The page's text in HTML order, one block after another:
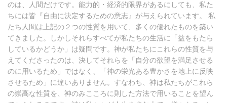
のは、人間だけです。能力的・経済的限界があるにしても、私た
ちには皆『自由に決定するための意志』が与えられています。 私
たち人間は上記の２つの性質を用いて、多くの優れたものを築い
てきました。しかしそれらすべてが私たちの生活に「益をもたら
しているかどうか」は疑問です。神が私たちにこれらの性質を与
えてくださったのは、決してそれらを「自分の欲望を満足させる
のに用いるため」ではなく、「神の栄光ある豊かさを地上に反映
させるため」に違いありません。すなわち、神は私たちがこれら
の崇高な性質を、神のみこころに則した方法で用いることを望ん